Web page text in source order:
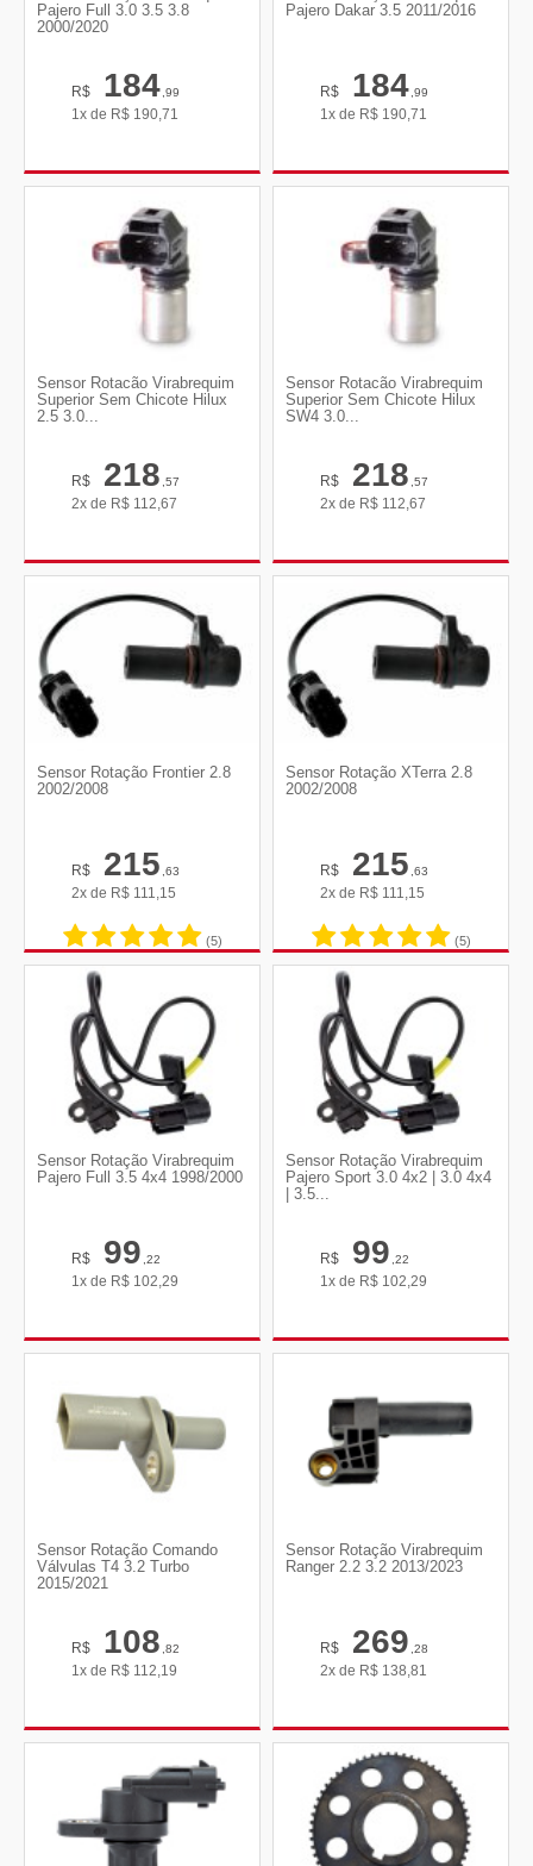
Pajero Full 3.0 3.5 3.8
2000/2020
R$ 184,99
1x de R$ 190,71
Pajero Dakar 3.5 2011/2016
R$ 184,99
1x de R$ 190,71
Sensor Rotacão Virabrequim
Superior Sem Chicote Hilux
2.5 3.0...
R$ 218,57
2x de R$ 112,67
Sensor Rotacão Virabrequim
Superior Sem Chicote Hilux
SW4 3.0...
R$ 218,57
2x de R$ 112,67
Sensor Rotação Frontier 2.8
2002/2008
R$ 215,63
2x de R$ 111,15
(5)
Sensor Rotação XTerra 2.8
2002/2008
R$ 215,63
2x de R$ 111,15
(5)
Sensor Rotação Virabrequim
Pajero Full 3.5 4x4 1998/2000
R$ 99,22
1x de R$ 102,29
Sensor Rotação Virabrequim
Pajero Sport 3.0 4x2 | 3.0 4x4
| 3.5...
R$ 99,22
1x de R$ 102,29
Sensor Rotação Comando
Válvulas T4 3.2 Turbo
2015/2021
R$ 108,82
1x de R$ 112,19
Sensor Rotação Virabrequim
Ranger 2.2 3.2 2013/2023
R$ 269,28
2x de R$ 138,81